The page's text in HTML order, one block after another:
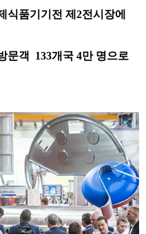
식품기기전 제 2전시장에
문객 133개국 4만 명으로